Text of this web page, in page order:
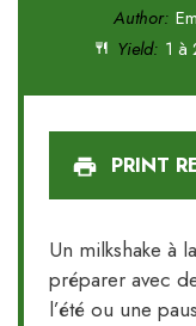
Author:
Yield: 1 à
PRINT
Un milkshake à
préparer avec
l’été ou une